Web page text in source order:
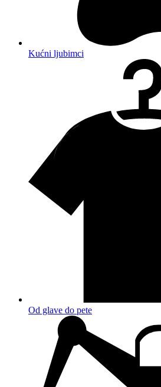
Kućni ljubimci
Od glave do pete